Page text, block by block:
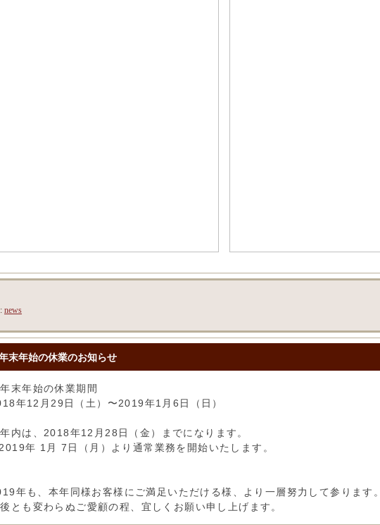
news
末年始の休業のお知らせ
末年始の休業期間
18年12月29 日 （ 土 ） 〜2019年1月 6 日 （日）
内は、2018年12月28日（金）までになります。
9年 1月7 日（月）より通常業務を 開始いたします。
9年も、本年同様お客様にご満足いただける様、
より一層努力して参ります。
とも変わらぬご愛顧の程、宜しくお願い申し上げます。